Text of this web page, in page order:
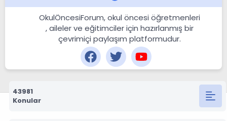
OkulÖncesiForum, okul öncesi öğretmenleri
, aileler ve eğitimciler için hazırlanmış bir
çevrimiçi paylaşım platformudur.
43981
Konular